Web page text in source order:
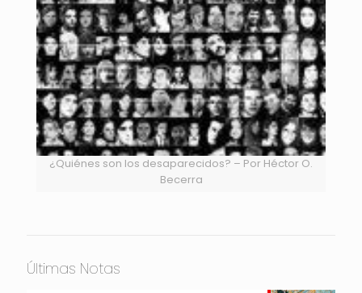
¿Quiénes son los desaparecidos? – Por Héctor O.
Becerra
Últimas Notas